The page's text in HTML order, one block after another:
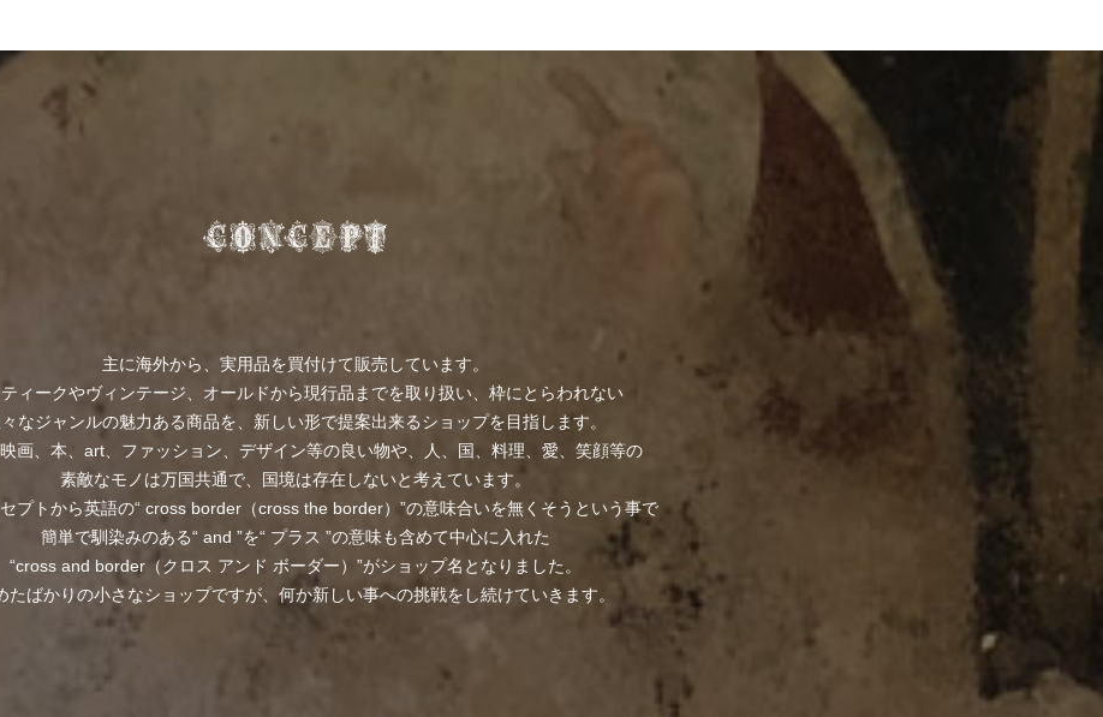
主に海外から、実用品を買付けて販売しています。
ィークやヴィンテージ、オールドから現行品までを取り扱い、枠にとらわれない
なジャンルの魅力ある商品を、新しい形で提案出来るショップを目指します。
画、本、art、ファッション、デザイン等の良い物や、人、国、料理、愛、笑顔等の
素敵なモノは万国共通で、国境は存在しないと考えています。
プトから英語の“ cross border（cross the border）”の意味合いを無くそうという事で
簡単で馴染みのある“ and ”を“ プラス ”の意味も含めて中心に入れた
“cross and border（クロス アンド ボーダー）”がショップ名となりました。
たばかりの小さなショップですが、何か新しい事への挑戦をし続けていきます。